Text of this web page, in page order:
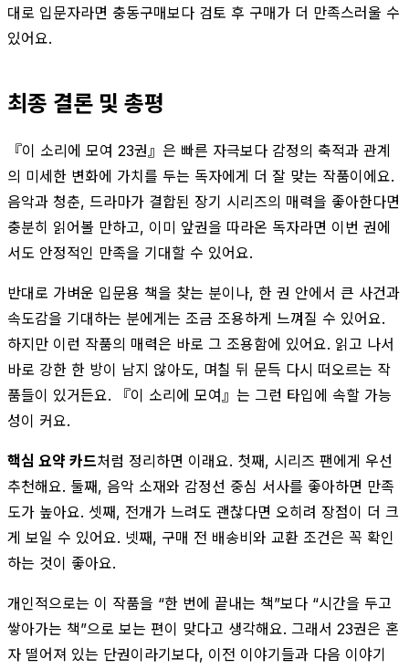
대로 입문자라면 충동구매보다 검토 후 구매가 더 만족스러울 수
있어요.
최종 결론 및 총평
『이 소리에 모여 23권』은 빠른 자극보다 감정의 축적과 관계
의 미세한 변화에 가치를 두는 독자에게 더 잘 맞는 작품이에요.
음악과 청춘, 드라마가 결합된 장기 시리즈의 매력을 좋아한다면
충분히 읽어볼 만하고, 이미 앞권을 따라온 독자라면 이번 권에
서도 안정적인 만족을 기대할 수 있어요.
반대로 가벼운 입문용 책을 찾는 분이나, 한 권 안에서 큰 사건과
속도감을 기대하는 분에게는 조금 조용하게 느껴질 수 있어요.
하지만 이런 작품의 매력은 바로 그 조용함에 있어요. 읽고 나서
바로 강한 한 방이 남지 않아도, 며칠 뒤 문득 다시 떠오르는 작
품들이 있거든요. 『이 소리에 모여』는 그런 타입에 속할 가능
성이 커요.
핵심 요약 카드처럼 정리하면 이래요. 첫째, 시리즈 팬에게 우선
추천해요. 둘째, 음악 소재와 감정선 중심 서사를 좋아하면 만족
도가 높아요. 셋째, 전개가 느려도 괜찮다면 오히려 장점이 더 크
게 보일 수 있어요. 넷째, 구매 전 배송비와 교환 조건은 꼭 확인
하는 것이 좋아요.
개인적으로는 이 작품을 “한 번에 끝내는 책”보다 “시간을 두고
쌓아가는 책”으로 보는 편이 맞다고 생각해요. 그래서 23권은 혼
자 떨어져 있는 단권이라기보다, 이전 이야기들과 다음 이야기